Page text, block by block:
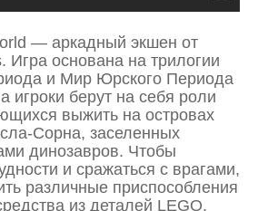
— аркадный экшен от
Игра основана на трилогии
и Мир Юрского Периода
игроки берут на себя роли
выжить на островах
Сорна, заселенных
динозавров. Чтобы
и сражаться с врагами,
различные приспособления
из деталей LEGO.